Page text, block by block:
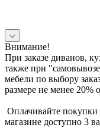
Внимание!
При заказе диванов,
также при
мебели по выбору
размере не менее 20%
Оплачивайте
магазине доступно 3